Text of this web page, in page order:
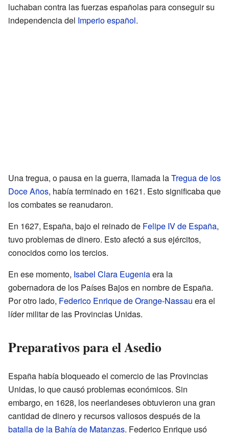
luchaban contra las fuerzas españolas para conseguir su
independencia del Imperio español.
Una tregua, o pausa en la guerra, llamada laTregua de los
Doce Años, había terminado en 1621. Esto significaba que
los combates se reanudaron.
En 1627, España, bajo el reinado de Felipe IV de España,
tuvo problemas de dinero. Esto afectó a sus ejércitos,
conocidos como los tercios.
En ese momento, Isabel Clara Eugeniaera la
gobernadora de los Países Bajos en nombre de España.
Por otro lado, Federico Enrique de Orange-Nassau era el
líder militar de las Provincias Unidas.
Preparativos para el Asedio
España había bloqueado el comercio de las Provincias
Unidas, lo que causó problemas económicos. Sin
embargo, en 1628, los neerlandeses obtuvieron una gran
cantidad de dinero y recursos valiosos después de la
batalla de la Bahía de Matanzas. Federico Enrique usó